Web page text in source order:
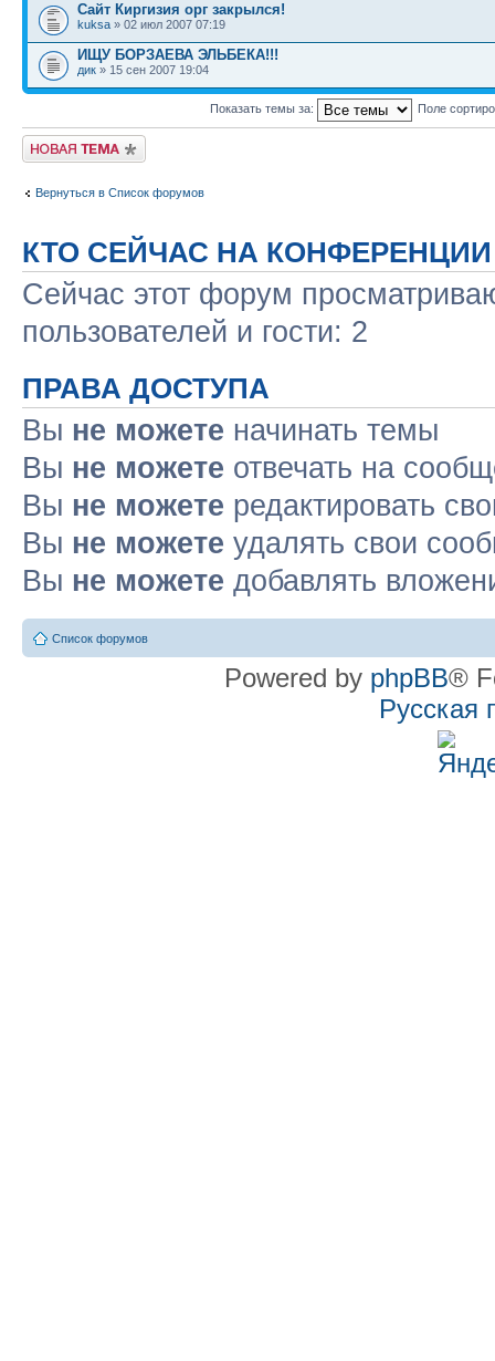
Сайт Киргизия орг закрылся!
kuksa » 02 июл 2007 07:19
ИЩУ БОРЗАЕВА ЭЛЬБЕКА!!!
дик » 15 сен 2007 19:04
Показать темы за: Поле
Новая тема
Вернуться в Список форумов
КТО СЕЙЧАС НА КОНФЕРЕНЦИИ
Сейчас этот форум
пользователей и гости: 2
ПРАВА ДОСТУПА
Вы не можете начинать темы
Вы не можете отвечать на
Вы не можете редактировать
Вы не можете удалять свои
Вы не можете добавлять
Список форумов
Powered by phpBB®
Русская